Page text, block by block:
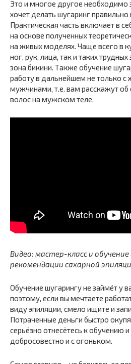
Это и многое другое необходимо
хочет делать шугаринг правильно
Практическая часть включает в
на основе полученных
на живых моделях. Чаще всего в
ног, рук, лица, так и таких
зона бикини. Также обучение
работу в дальнейшем не только
мужчинами, т.е. вам расскажут об
волос на мужском теле.
Видео: мастер-класс и
рекомендации сахарной
Обучение шугарингу не займёт у
поэтому, если вы мечтаете
виду эпиляции, смело ищите и
Потраченные деньги быстро
серьёзно отнесётесь к обучению
добросовестно и с огоньком.